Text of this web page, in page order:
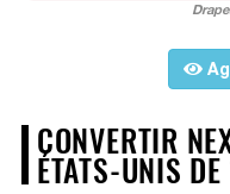
CONVERTIR
ÉTATS-UNIS